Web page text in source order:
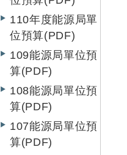
110年度能源局單
位預算(PDF)
109能源局單位預
算(PDF)
108能源局單位預
算(PDF)
107能源局單位預
算(PDF)